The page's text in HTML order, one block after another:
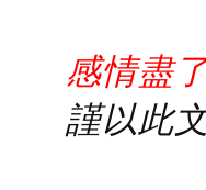
感情盡
謹以此